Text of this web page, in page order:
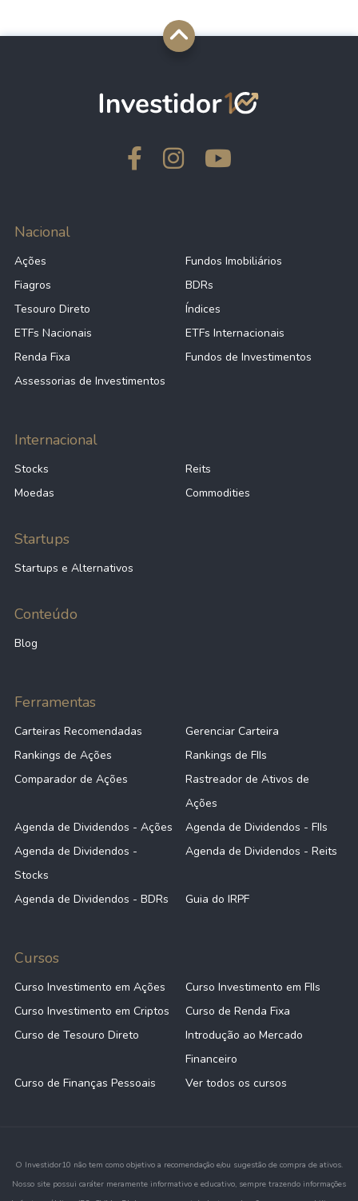
Nacional
Ações
Fundos Imobiliários
Fiagros
BDRs
Tesouro Direto
Índices
ETFs Nacionais
ETFs Internacionais
Renda Fixa
Fundos de Investimentos
Assessorias de Investimentos
Internacional
Stocks
Reits
Moedas
Commodities
Startups
Startups e Alternativos
Conteúdo
Blog
Ferramentas
Carteiras Recomendadas
Gerenciar Carteira
Rankings de Ações
Rankings de FIIs
Comparador de Ações
Rastreador de Ativos de
Ações
Agenda de Dividendos - Ações
Agenda de Dividendos - FIIs
Agenda de Dividendos -
Stocks
Agenda de Dividendos - Reits
Agenda de Dividendos - BDRs Guia do IRPF
Cursos
Curso Investimento em Ações
Curso Investimento em FIIs
Curso Investimento em Criptos
Curso de Renda Fixa
Curso de Tesouro Direto
Introdução ao Mercado
Financeiro
Curso de Finanças Pessoais
Ver todos os cursos
O Investidor10 não tem como objetivo a recomendação e/ou sugestão de compra de ativos.
Nosso site possui caráter meramente informativo e educativo, sempre trazendo informações